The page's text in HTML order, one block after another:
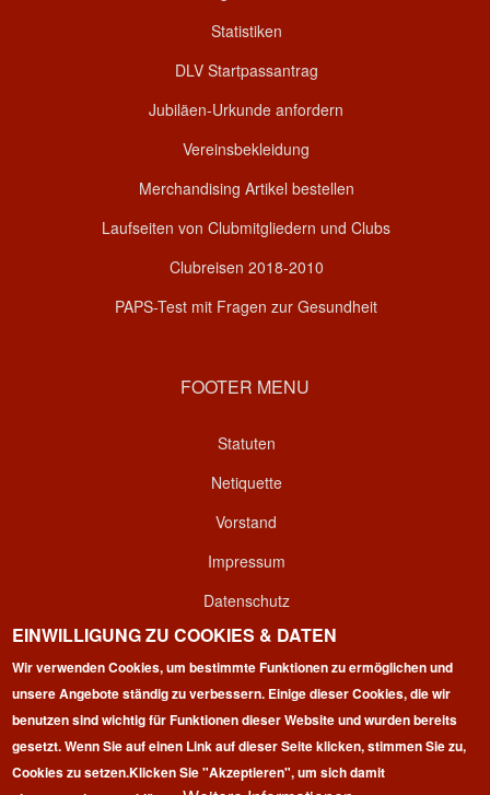
Statistiken
DLV Startpassantrag
Jubiläen-Urkunde anfordern
Vereinsbekleidung
Merchandising Artikel bestellen
Laufseiten von Clubmitgliedern und Clubs
Clubreisen 2018-2010
PAPS-Test mit Fragen zur Gesundheit
FOOTER MENU
Statuten
Netiquette
Vorstand
Impressum
Datenschutz
Kontakt
Login
EINWILLIGUNG ZU COOKIES & DATEN
Wir verwenden Cookies, um bestimmte Funktionen zu ermöglichen und
unsere Angebote ständig zu verbessern. Einige dieser Cookies, die wir
benutzen sind wichtig für Funktionen dieser Website und wurden bereits
gesetzt. Wenn Sie auf einen Link auf dieser Seite klicken, stimmen Sie zu,
Cookies zu setzen.Klicken Sie "Akzeptieren", um sich damit